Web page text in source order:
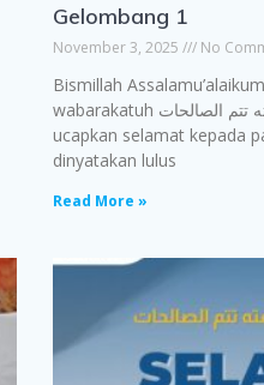
Gelombang 1
November 3, 2025 No
Bismillah
wabarakatuh الحمد لله الذي بنعمته تتم الصالحات Kami
ucapkan selamat kepada
dinyatakan lulus
Read More »